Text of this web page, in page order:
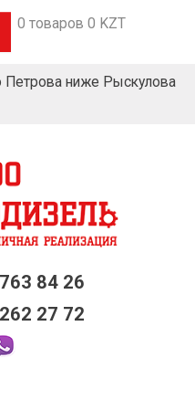
0 товаров 0 KZT
ниже Рыскулова
763 84 26
262 27 72